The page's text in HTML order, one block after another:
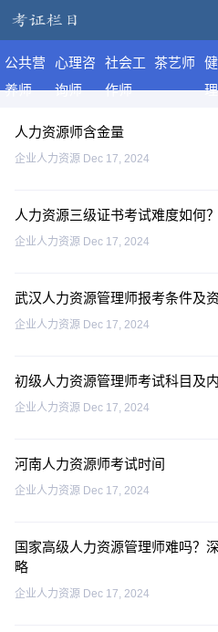
公共营
养师
心理咨
询师
社会工
作师
茶艺师
人力资源师含金量
企业人力资源 Dec 17, 2024
人力资源三级证书考试难度如何？
企业人力资源 Dec 17, 2024
武汉人力资源管理师报考条件及
企业人力资源 Dec 17, 2024
初级人力资源管理师考试科目及
企业人力资源 Dec 17, 2024
河南人力资源师考试时间
企业人力资源 Dec 17, 2024
国家高级人力资源管理师难吗？
略
企业人力资源 Dec 17, 2024